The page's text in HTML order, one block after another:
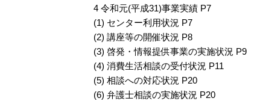
4 令和元(平成31)事業実績 P7
(1) センター利用状況 P7
(2) 講座等の開催状況 P8
(3) 啓発・情報提供事業の実施状況 P9
(4) 消費生活相談の受付状況 P11
(5) 相談への対応状況 P20
(6) 弁護士相談の実施状況 P20